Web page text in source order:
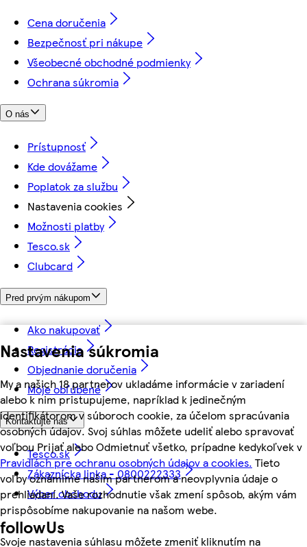
Nastavenia súkromia
My a našich 18 partnerov ukladáme informácie v zariadení
alebo k nim pristupujeme, napríklad k jedinečným
identifikátorom v súboroch cookie, za účelom spracúvania
osobných údajov. Svoj súhlas môžete udeliť alebo spravovať
voľbou Prijať alebo Odmietnuť všetko, prípadne kedykoľvek v
Pravidlách pre ochranu osobných údajov a cookies. Tieto
voľby oznámime našim partnerom a neovplyvnia údaje o
prehliadaní. Vaše rozhodnutie však zmení spôsob, akým vám
prispôsobíme nakupovanie na našom webe.
Svoje nastavenia súhlasu môžete zmeniť kliknutím na
Cena doručenia
Bezpečnosť pri nákupe
Všeobecné obchodné podmienky
Ochrana súkromia
O nás
Prístupnosť
Kde dovážame
Poplatok za službu
Nastavenia cookies
Možnosti platby
Tesco.sk
Clubcard
Pred prvým nákupom
Ako nakupovať
Registrácia
Objednanie doručenia
Moje obľúbené
Kontaktujte nás
Tesco.sk
Zákaznícka linka - 0800222333
Výber obchodu
followUs